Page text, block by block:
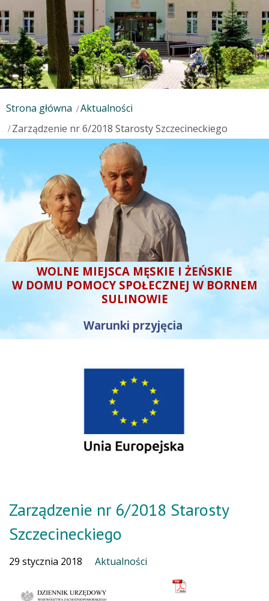
Strona główna
Aktualności
Zarządzenie nr 6/2018 Starosty Szczecineckiego
WOLNE MIEJSCA MĘSKIE I ŻEŃSKIE
W DOMU POMOCY SPOŁECZNEJ W BORNEM
SULINOWIE
Warunki przyjęcia
Zarządzenie nr 6/2018 Starosty
Szczecineckiego
29 stycznia 2018 Aktualności